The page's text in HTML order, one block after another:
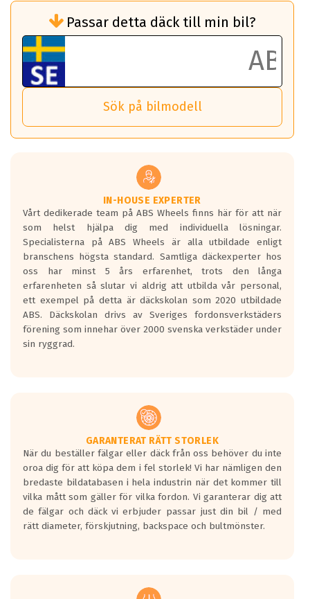
bränsleförbrukningen)
Det ska vara en betygsskala från klass A
till G för rullmotstånd.
Ett klass A däck kommer ha 6,5% bättre
bränsleförbrukning än ett klass G däck.
Det betyder att om man kör 10,000 km,
så sparar man 50 liter bränsle med ett
vilken körstil du använder.
Våtgrepp egenskaper:
Betygsskalan är satt A till F. Där A påvisar
den kortaste bromssträckan och F är den
längsta.
Inga D eller G betyg delas ut för
personbilar och lätta lastbilar.
Betyget sätts efter ett test där däcken
skall bromsa in på en väg där det ligger
0.5-1.5 mm vatten.
I 80km/h kommer skillnaden på
Vid körning i över 50km/h brukar
rullmotståndets ljud överträffa
motorljudet.
På däckmärkningen kommer det finnas
en symbol av ett däck med vågar. Hög
bullernivå markeras med svarta vågor
medans de vita vågorna påvisar om det är
ett tyst däck.
regelverket som introduceras år 2016.
Passar detta däck till min bil?
Sök på bilmodell
IN-HOUSE EXPERTER
Vårt dedikerade team på ABS Wheels finns här för att när
som helst hjälpa dig med individuella lösningar.
Specialisterna på ABS Wheels är alla utbildade enligt
branschens högsta standard. Samtliga däckexperter hos
oss har minst 5 års erfarenhet, trots den långa
erfarenheten så slutar vi aldrig att utbilda vår personal,
ett exempel på detta är däckskolan som 2020 utbildade
ABS. Däckskolan drivs av Sveriges fordonsverkstäders
förening som innehar över 2000 svenska verkstäder under
sin ryggrad.
GARANTERAT RÄTT STORLEK
När du beställer fälgar eller däck från oss behöver du inte
oroa dig för att köpa dem i fel storlek! Vi har nämligen den
bredaste bildatabasen i hela industrin när det kommer till
vilka mått som gäller för vilka fordon. Vi garanterar dig att
de fälgar och däck vi erbjuder passar just din bil / med
rätt diameter, förskjutning, backspace och bultmönster.